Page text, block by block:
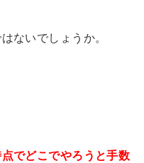
ないでしょうか。
でどこでやろうと手数